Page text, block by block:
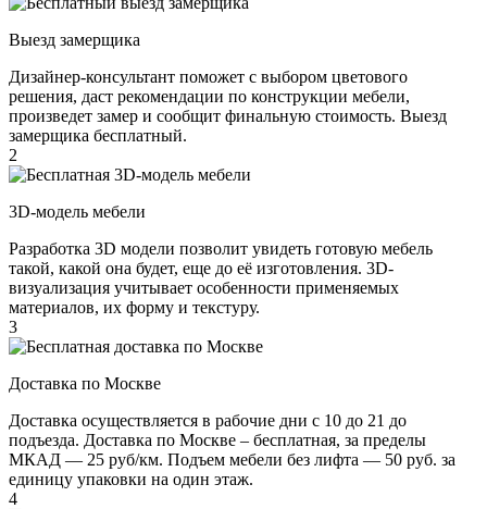
Выезд замерщика
Дизайнер-консультант поможет с выбором цветового
решения, даст рекомендации по конструкции мебели,
произведет замер и сообщит финальную стоимость. Выезд
замерщика бесплатный.
2
3D-модель мебели
Разработка 3D модели позволит увидеть готовую мебель
такой, какой она будет, еще до её изготовления. 3D-
визуализация учитывает особенности применяемых
материалов, их форму и текстуру.
3
Доставка по Москве
Доставка осуществляется в рабочие дни с 10 до 21 до
подъезда. Доставка по Москве – бесплатная, за пределы
МКАД — 25 руб/км. Подъем мебели без лифта — 50 руб. за
единицу упаковки на один этаж.
4